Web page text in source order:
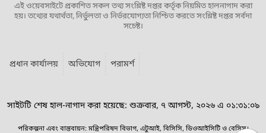
এই ওয়েবসাইটে প্রকাশিত সকল তথ্য সংশ্লিষ্ট দপ্তর কর্তৃক নিয়মিত হালনাগাদ করা
হয়। তথ্যের যথার্থতা, নির্ভুলতা ও নির্ভরযোগ্যতা নিশ্চিত করতে সংশ্লিষ্ট দপ্তর সর্বদা
সচেষ্ট।
প্রধান কার্যালয় অভিযোগ পরামর্শ
সাইটটি শেষ হাল-নাগাদ করা হয়েছে: শুক্রবার, ৭ আগস্ট, ২০২৬ এ ০১:৩১:০৯
পরিকল্পনা এবং বাস্তবায়ন: মন্ত্রিপরিষদ বিভাগ, এটুআই, বিসিসি, ডিওআইসিটি ও বেসিস।